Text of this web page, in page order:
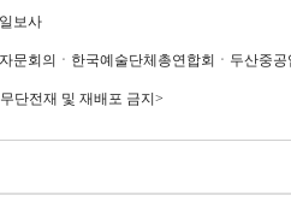
보사
문회의ㆍ한국예술단체총연합회ㆍ두산중
단전재 및 재배포 금지>